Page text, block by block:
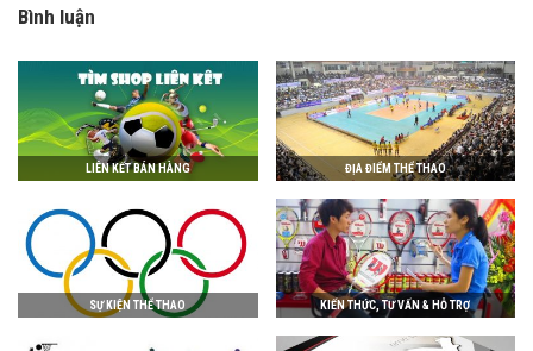
Bình luận
LIÊN KẾT BÁN HÀNG ĐỊA ĐIỂM THỂ THAO
SỰ KIỆN THỂ THAO KIẾN THỨC, TƯ VẤN & HỖ TRỢ